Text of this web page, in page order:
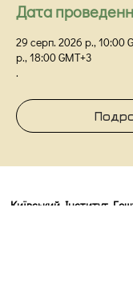
Дата
29 серп. 2026 р., 10:00
р., 18:00 GMT+3
.
Київський Інститут